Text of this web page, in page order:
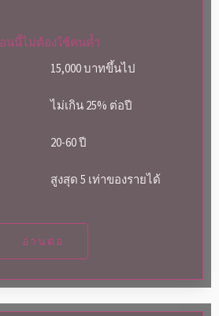
นนี้ไม่ต้องใช้คนค้ำ
15,000 บาทขึ้นไป
ไม่เกิน 25% ต่อปี
20-60 ปี
สูงสุด 5 เท่าของรายได้
อ่านต่อ